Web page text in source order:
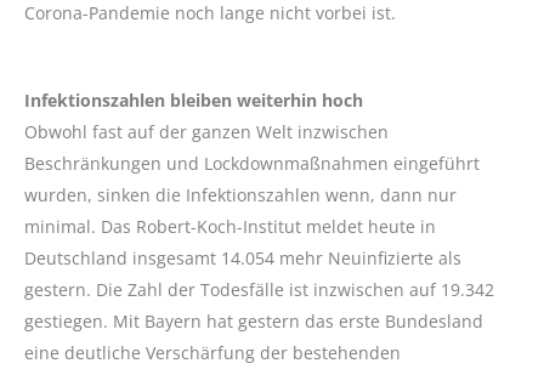
Corona-Pandemie noch lange nicht vorbei ist.
Infektionszahlen bleiben weiterhin hoch
Obwohl fast auf der ganzen Welt inzwischen
Beschränkungen und Lockdownmaßnahmen eingeführt
wurden, sinken die Infektionszahlen wenn, dann nur
minimal. Das Robert-Koch-Institut meldet heute in
Deutschland insgesamt 14.054 mehr Neuinfizierte als
gestern. Die Zahl der Todesfälle ist inzwischen auf 19.342
gestiegen. Mit Bayern hat gestern das erste Bundesland
eine deutliche Verschärfung der bestehenden